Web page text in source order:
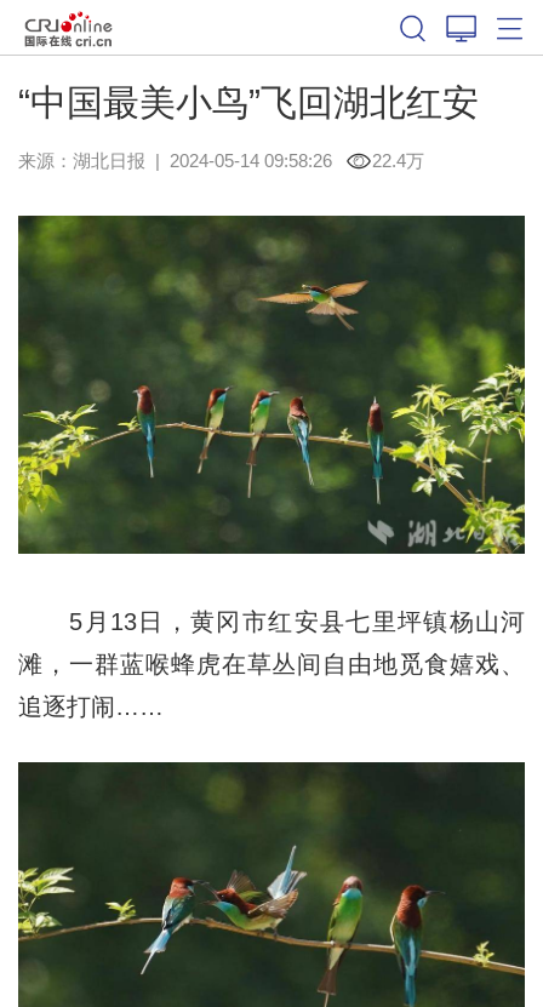
“中国最美小鸟”飞回湖北红安
来源： 湖北日报 | 2024-05-14 09:58:26 22.4万
5月13日，黄冈市红安县七里坪镇杨山河
滩，一群蓝喉蜂虎在草丛间自由地觅食嬉戏、
追逐打闹……